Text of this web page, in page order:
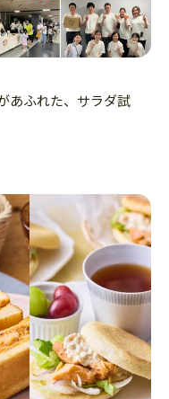
あふれた、サラダ試